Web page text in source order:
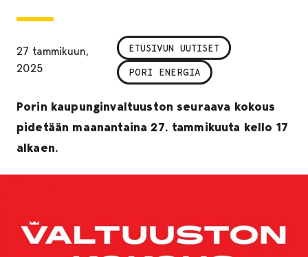
27 tammikuun,
2025
ETUSIVUN UUTISET
PORI ENERGIA
Porin kaupunginvaltuuston seuraava kokous
pidetään maanantaina 27. tammikuuta kello 17
alkaen.